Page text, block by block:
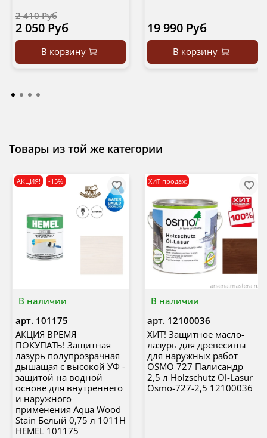
2 410 Руб
2 050 Руб
В корзину
19 990 Руб
В корзину
Товары из той же категории
В наличии
АКЦИЯ! -15%
арт. 101175
АКЦИЯ ВРЕМЯ
ПОКУПАТЬ! Защитная
лазурь полупрозрачная
дышащая с высокой УФ -
защитой на водной
основе для внутреннего
и наружного
применения Aqua Wood
Stain Белый 0,75 л 1011H
HEMEL 101175
В наличии
ХИТ продаж
арт. 12100036
ХИТ! Защитное масло-
лазурь для древесины
для наружных работ
OSMO 727 Палисандр
2,5 л Holzschutz Ol-Lasur
Osmo-727-2,5 12100036